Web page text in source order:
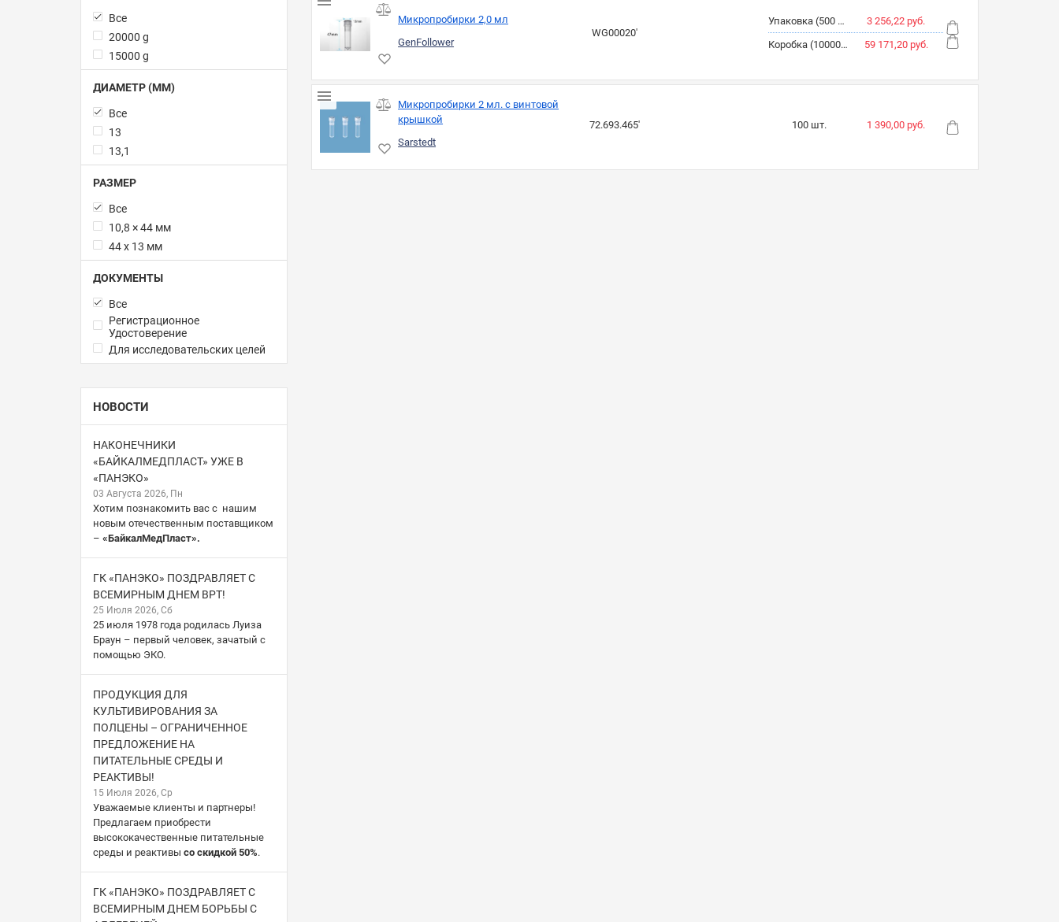
Все
20000 g
15000 g
ДИАМЕТР (ММ)
Все
13
13,1
РАЗМЕР
Все
10,8 × 44 мм
44 х 13 мм
ДОКУМЕНТЫ
Все
Регистрационное
Удостоверение
Для исследовательских целей
Микропробирки 2,0 мл
GenFollower
WG00020'
Упаковка (500 шт.)
Коробка (10000 шт.)
3 256,22 руб.
59 171,20 руб.
Микропробирки 2 мл. с винтовой
крышкой
Sarstedt
72.693.465' 100 шт. 1 390,00 руб.
НОВОСТИ
НАКОНЕЧНИКИ
«БАЙКАЛМЕДПЛАСТ» УЖЕ В
«ПАНЭКО»
03 Августа 2026, Пн
Хотим познакомить вас с нашим
новым отечественным поставщиком
– «БайкалМедПласт».
ГК «ПАНЭКО» ПОЗДРАВЛЯЕТ С
ВСЕМИРНЫМ ДНЕМ ВРТ!
25 Июля 2026, Сб
25 июля 1978 года родилась Луиза
Браун – первый человек, зачатый с
помощью ЭКО.
ПРОДУКЦИЯ ДЛЯ
КУЛЬТИВИРОВАНИЯ ЗА
ПОЛЦЕНЫ – ОГРАНИЧЕННОЕ
ПРЕДЛОЖЕНИЕ НА
ПИТАТЕЛЬНЫЕ СРЕДЫ И
РЕАКТИВЫ!
15 Июля 2026, Ср
Уважаемые клиенты и партнеры!
Предлагаем приобрести
высококачественные питательные
среды и реактивы со скидкой 50%.
ГК «ПАНЭКО» ПОЗДРАВЛЯЕТ С
ВСЕМИРНЫМ ДНЕМ БОРЬБЫ С